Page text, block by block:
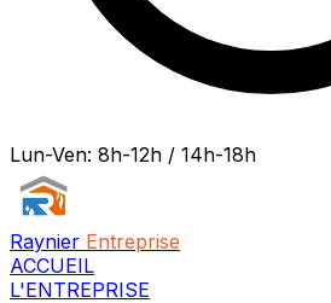
Lun-Ven: 8h-12h / 14h-18h
Raynier Entreprise
ACCUEIL
L'ENTREPRISE